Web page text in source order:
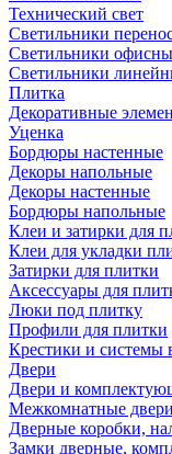
Технический свет
Светильники
Светильники
Светильники
Плитка
Декоративные
Уценка
Бордюры настенные
Декоры напольные
Декоры настенные
Бордюры напольные
Клеи и затирки для
Клеи для укладки
Затирки для плитки
Аксессуары для
Люки под плитку
Профили для плитки
Крестики и системы
Двери
Двери и
Межкомнатные двери
Дверные коробки,
Замки дверные,